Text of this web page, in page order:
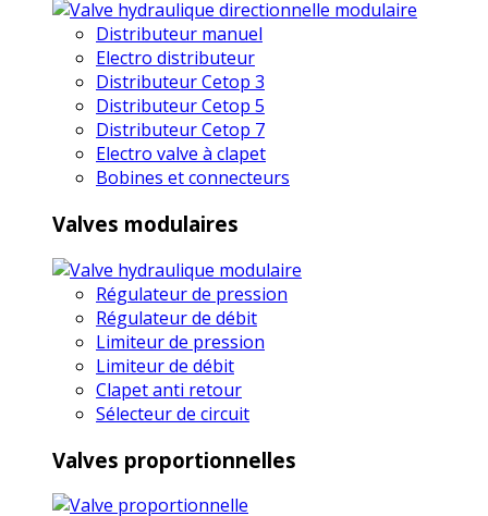
Distributeur manuel
Electro distributeur
Distributeur Cetop 3
Distributeur Cetop 5
Distributeur Cetop 7
Electro valve à clapet
Bobines et connecteurs
Valves modulaires
Régulateur de pression
Régulateur de débit
Limiteur de pression
Limiteur de débit
Clapet anti retour
Sélecteur de circuit
Valves proportionnelles